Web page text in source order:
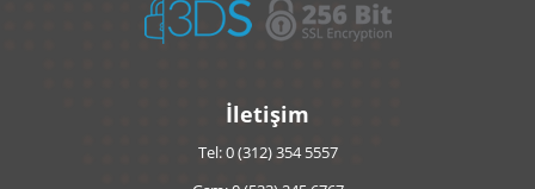
İletişim
Tel: 0 (312) 354 5557